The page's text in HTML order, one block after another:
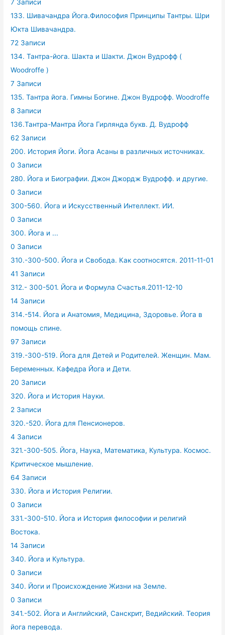
7 Записи
133. Шивачандра Йога.Философия Принципы Тантры. Шри
Юкта Шивачандра.
72 Записи
134. Тантра-йога. Шакта и Шакти. Джон Вудрофф (
Woodroffe )
7 Записи
135. Тантра йога. Гимны Богине. Джон Вудрофф. Woodroffe
8 Записи
136.Тантра-Мантра Йога Гирлянда букв. Д. Вудрофф
62 Записи
200. История Йоги. Йога Асаны в различных источниках.
0 Записи
280. Йога и Биографии. Джон Джордж Вудрофф. и другие.
0 Записи
300-560. Йога и Искусственный Интеллект. ИИ.
0 Записи
300. Йога и ...
0 Записи
310.-300-500. Йога и Свобода. Как соотносятся. 2011-11-01
41 Записи
312.- 300-501. Йога и Формула Счастья.2011-12-10
14 Записи
314.-514. Йога и Анатомия, Медицина, Здоровье. Йога в
помощь спине.
97 Записи
319.-300-519. Йога для Детей и Родителей. Женщин. Мам.
Беременных. Кафедра Йога и Дети.
20 Записи
320. Йога и История Науки.
2 Записи
320.-520. Йога для Пенсионеров.
4 Записи
321.-300-505. Йога, Наука, Математика, Культура. Космос.
Критическое мышление.
64 Записи
330. Йога и История Религии.
0 Записи
331.-300-510. Йога и История философии и религий
Востока.
14 Записи
340. Йога и Культура.
0 Записи
340. Йоги и Происхождение Жизни на Земле.
0 Записи
341.-502. Йога и Английский, Санскрит, Ведийский. Теория
йога перевода.